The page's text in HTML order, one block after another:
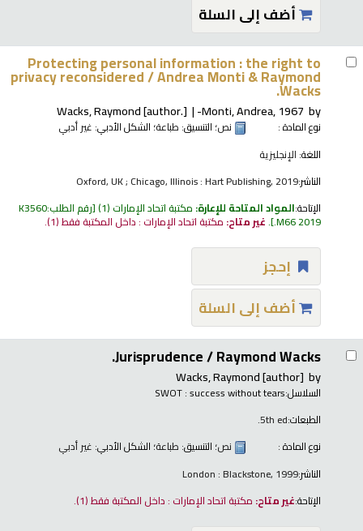
أضف إلى السلة
Protecting personal information : the right to
privacy reconsidered /Andrea Monti & Raymond
Wacks.
by
Monti, Andrea, 1967-
Wacks, Raymond[author.]
نوع المادة : نص؛ التنسيق: طباعة؛ الشكل الأدبي: غير أدبي
اللغة: الإنجليزية
الناشر:Oxford, UK ; Chicago, Illinois : Hart Publishing, 2019
الإتاحة:المواد المتاحة للإعارة: مكتبة اتحاد الإمارات (1) رقم الطلب:K3560
.M66 2019
.غير متاح: مكتبة اتحاد الإمارات : داخل المكتبة فقط(1).
إحجز
أضف إلى السلة
Jurisprudence /Raymond Wacks.
by
Wacks, Raymond[author]
السلاسل:SWOT : success without tears
الطبعات:5th ed.
نوع المادة :
نص؛ التنسيق: طباعة؛ الشكل الأدبي: غير أدبي
الناشر:London : Blackstone, 1999
الإتاحة:غير متاح: مكتبة اتحاد الإمارات : داخل المكتبة فقط(1).